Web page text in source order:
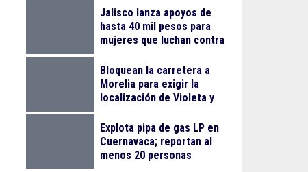
Jalisco lanza apoyos de
hasta 40 mil pesos para
mujeres que luchan contra
Bloquean la carretera a
Morelia para exigir la
localización de Violeta y
Explota pipa de gas LP en
Cuernavaca; reportan al
menos 20 personas